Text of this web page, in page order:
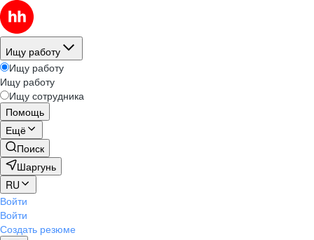
Ищу работу
Ищу работу
Ищу работу
Ищу сотрудника
Помощь
Ещё
Поиск
Шаргунь
RU
Войти
Войти
Создать резюме